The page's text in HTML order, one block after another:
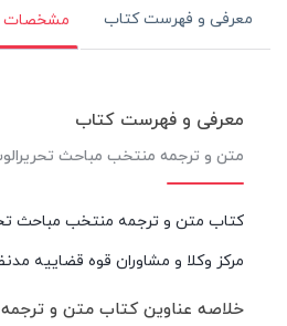
معرفی و فهرست کتاب مشخصات
معرفی و فهرست کتاب
متن و ترجمه منتخب مباحث
کتاب متن و ترجمه منتخب مباحث
مرکز وکلا و مشاوران قوه قضاییه
خلاصه عناوین کتاب متن و